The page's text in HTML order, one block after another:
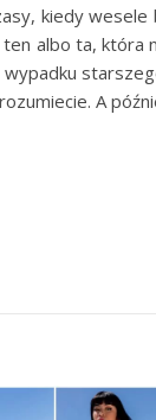
kiedy wesele
ten albo ta,
A